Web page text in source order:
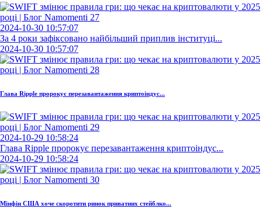
2024-10-30 10:57:07
За 4 роки зафіксовано найбільший приплив інституці...
2024-10-30 10:57:07
Глава Ripple пророкує перезавантаження криптоіндус...
2024-10-29 10:58:24
Глава Ripple пророкує перезавантаження криптоіндус...
2024-10-29 10:58:24
Мінфін США хоче скоротити ринок приватних стейблко...